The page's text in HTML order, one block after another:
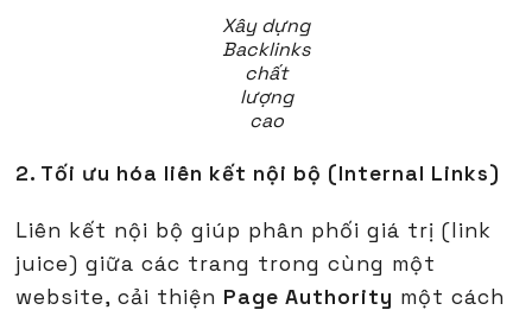
Xây dựng
Backlinks
chất
lượng
cao
2. Tối ưu hóa liên kết nội bộ (Internal Links)
Liên kết nội bộ giúp phân phối giá trị (link
juice) giữa các trang trong cùng một
website, cải thiện Page Authority một cách